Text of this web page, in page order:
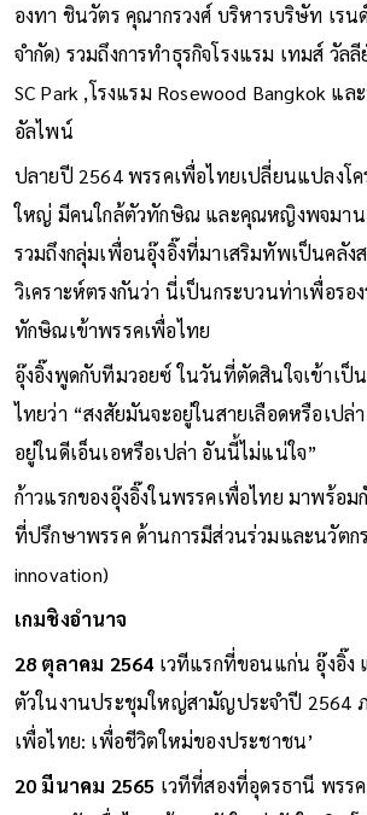
องทา ชินวัตร คุณากรวงศ์ บริหารบริษัท เรน
จำกัด) รวมถึงการทำธุรกิจโรงแรม เทมส์ วัล
SC Park ,โรงแรม Rosewood Bangkok แ
อัลไพน์
ปลายปี 2564 พรรคเพื่อไทยเปลี่ยนแปลงโค
ใหญ่ มีคนใกล้ตัวทักษิณ และคุณหญิงพจมาน
รวมถึงกลุ่มเพื่อนอุ๊งอิ๊งที่มาเสริมทัพเป็นคลัง
วิเคราะห์ตรงกันว่า นี่เป็นกระบวนท่าเพื่อรอ
ทักษิณเข้าพรรคเพื่อไทย
อุ๊งอิ๊งพูดกับทีมวอยซ์ ในวันที่ตัดสินใจเข้าเป็
ไทยว่า “สงสัยมันจะอยู่ในสายเลือดหรือเปล่
อยู่ในดีเอ็นเอหรือเปล่า อันนี้ไม่แน่ใจ”
ก้าวแรกของอุ๊งอิ๊งในพรรคเพื่อไทย มาพร้อ
ที่ปรึกษาพรรค ด้านการมีส่วนร่วมและนวัตก
innovation)
เกมชิงอำนาจ
28 ตุลาคม 2564 เวทีแรกที่ขอนแก่น อุ๊งอิ๊ง
ตัวในงานประชุมใหญ่สามัญประจำปี 2564
เพื่อไทย: เพื่อชีวิตใหม่ของประชาชน’
20 มีนาคม 2565 เวทีที่สองที่อุดรธานี พรร